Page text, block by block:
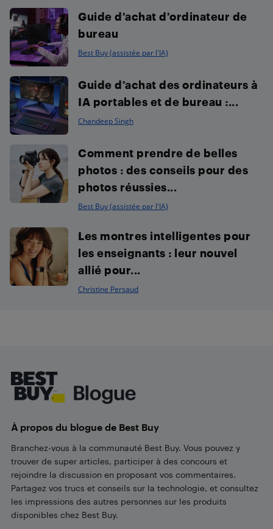
Guide d’achat d’ordinateur de
bureau
Best Buy (assistée par l'IA)
Guide d’achat des ordinateurs à
IA portables et de bureau :...
Chandeep Singh
Comment prendre de belles
photos : des conseils pour des
photos réussies...
Best Buy (assistée par l'IA)
Les montres intelligentes pour
les enseignants : leur nouvel
allié pour...
Christine Persaud
À propos du blogue de Best Buy
Branchez-vous à la communauté Best Buy. Vous pouvez y
trouver de super articles, participer à des concours et
rejoindre la discussion en proposant vos commentaires.
Partagez vos trucs et conseils sur la technologie, et consultez
les impressions des autres personnes sur les produits
disponibles chez Best Buy.